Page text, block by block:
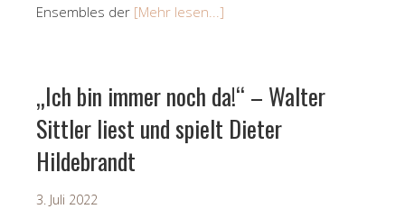
Ensembles der [Mehr lesen...]
„Ich bin immer noch da!“ – Walter
Sittler liest und spielt Dieter
Hildebrandt
3. Juli 2022